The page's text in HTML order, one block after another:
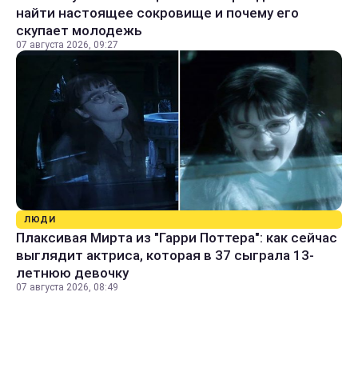
найти настоящее сокровище и почему его
скупает молодежь
07 августа 2026, 09:27
ЛЮДИ
Плаксивая Мирта из "Гарри Поттера": как сейчас
выглядит актриса, которая в 37 сыграла 13-
летнюю девочку
07 августа 2026, 08:49